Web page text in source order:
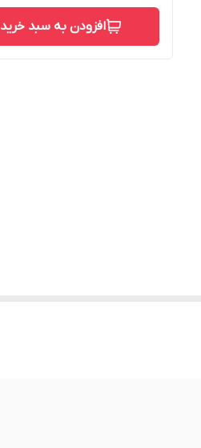
افزودن به سبد خرید